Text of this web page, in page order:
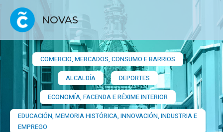
NOVAS
COMERCIO, MERCADOS, CONSUMO E BARRIOS​
ALCALDÍA
DEPORTES
ECONOMÍA, FACENDA E RÉXIME INTERIOR
EDUCACIÓN, MEMORIA HISTÓRICA, INNOVACIÓN, INDUSTRIA E
EMPREGO